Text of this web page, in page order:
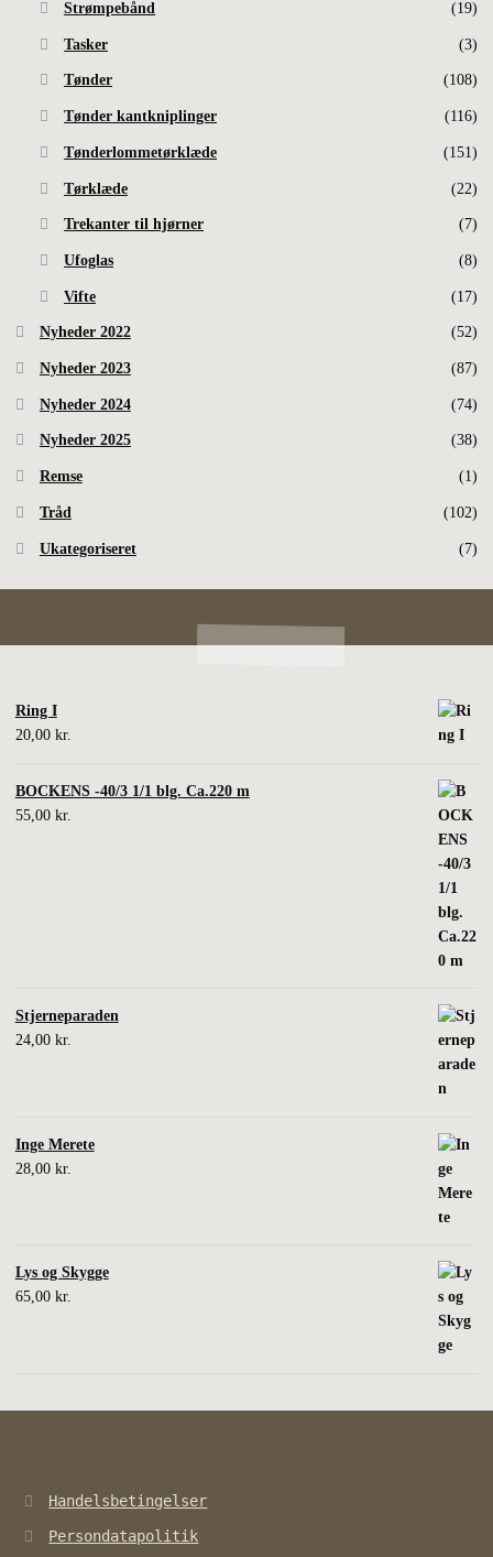
Strømpebånd (19)
Tasker (3)
Tønder (108)
Tønder kantkniplinger (116)
Tønderlommetørklæde (151)
Tørklæde (22)
Trekanter til hjørner (7)
Ufoglas (8)
Vifte (17)
Nyheder 2022 (52)
Nyheder 2023 (87)
Nyheder 2024 (74)
Nyheder 2025 (38)
Remse (1)
Tråd (102)
Ukategoriseret (7)
Ring I
20,00 kr.
BOCKENS -40/3 1/1 blg. Ca.220 m
55,00 kr.
Stjerneparaden
24,00 kr.
Inge Merete
28,00 kr.
Lys og Skygge
65,00 kr.
Handelsbetingelser
Persondatapolitik